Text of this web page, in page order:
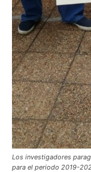
Los investigadores
para el periodo 2019-